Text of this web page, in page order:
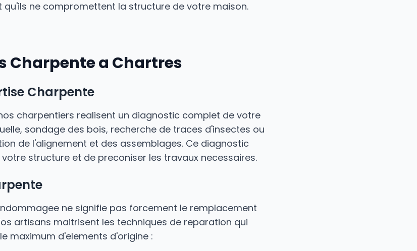
ne compromettent la structure de votre maison.
Charpente a Chartres
Charpente
charpentiers realisent un diagnostic complet de votre
sondage des bois, recherche de traces d'insectes ou
de l'alignement et des assemblages. Ce diagnostic
structure et de preconiser les travaux necessaires.
ne signifie pas forcement le remplacement
artisans maitrisent les techniques de reparation qui
maximum d'elements d'origine :